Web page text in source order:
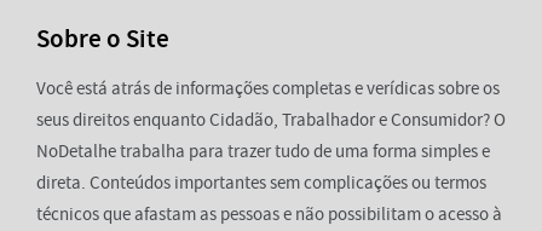
Sobre o Site
Você está atrás de informações completas e verídicas sobre os
seus direitos enquanto Cidadão, Trabalhador e Consumidor? O
NoDetalhe trabalha para trazer tudo de uma forma simples e
direta. Conteúdos importantes sem complicações ou termos
técnicos que afastam as pessoas e não possibilitam o acesso à